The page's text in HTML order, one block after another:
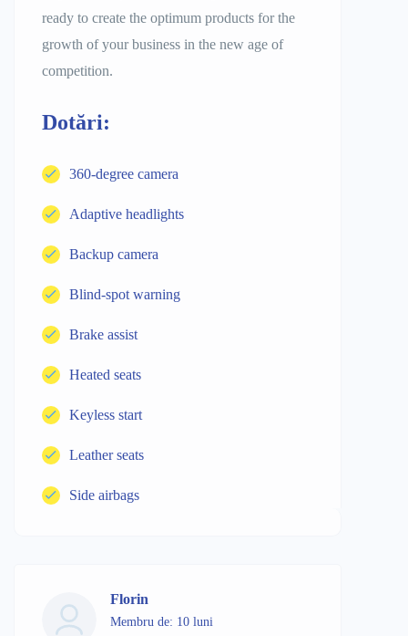
ready to create the optimum products for the
growth of your business in the new age of
competition.
Dotări:
360-degree camera
Adaptive headlights
Backup camera
Blind-spot warning
Brake assist
Heated seats
Keyless start
Leather seats
Side airbags
Florin
Membru de: 10 luni